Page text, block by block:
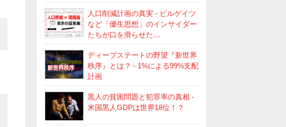
人口削減計画の真実 - ビルゲイツ
など「優生思想」のインサイダー
たちが口を滑らせた…
ディープステートの野望『新世界
秩序』とは？ - 1%による99%支配
計画
黒人の貧困問題と犯罪率の真相 -
米国黒人GDPは世界18位！？